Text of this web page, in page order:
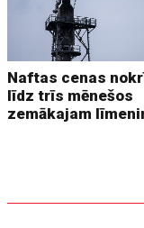
Naftas cenas
līdz trīs mēnešos
zemākajam